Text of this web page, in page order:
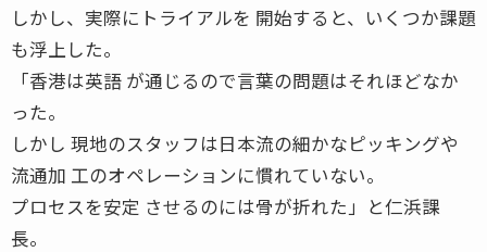
しかし、実際にトライアルを 開始すると、いくつか課題
も浮上した。
「香港は英語 が通じるので言葉の問題はそれほどなか
った。
しかし 現地のスタッフは日本流の細かなピッキングや
流通加 工のオペレーションに慣れていない。
プロセスを安定 させるのには骨が折れた」と仁浜課
長。